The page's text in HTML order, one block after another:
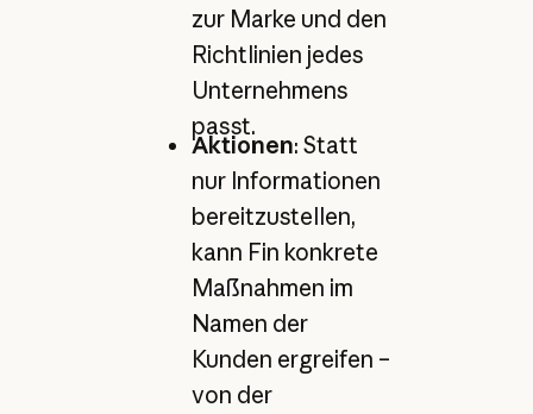
zur Marke und den
Richtlinien jedes
Unternehmens
passt.
Aktionen: Statt
nur Informationen
bereitzustellen,
kann Fin konkrete
Maßnahmen im
Namen der
Kunden ergreifen –
von der